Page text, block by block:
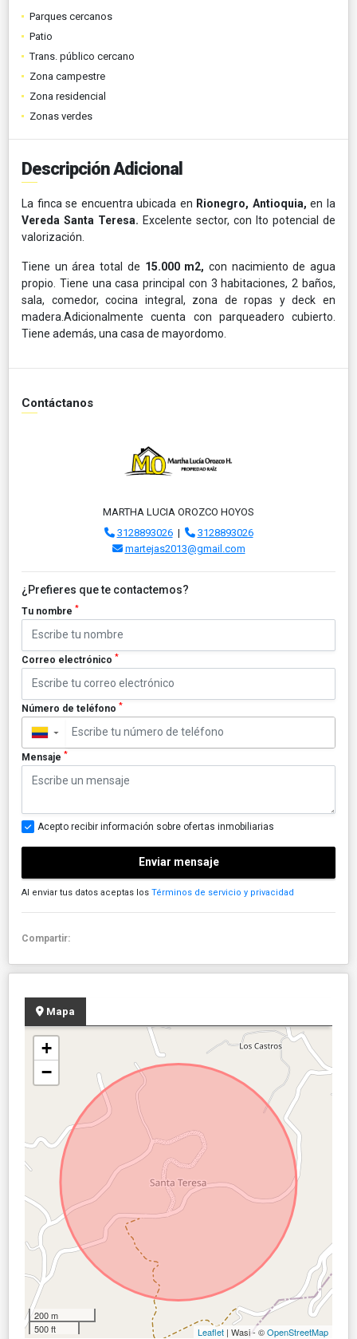
Parques cercanos
Patio
Trans. público cercano
Zona campestre
Zona residencial
Zonas verdes
Descripción Adicional
La finca se encuentra ubicada en Rionegro, Antioquia, en la
Vereda Santa Teresa. Excelente sector, con lto potencial de
valorización.
Tiene un área total de 15.000 m2, con nacimiento de agua
propio. Tiene una casa principal con 3 habitaciones, 2 baños,
sala, comedor, cocina integral, zona de ropas y deck en
madera.Adicionalmente cuenta con parqueadero cubierto.
Tiene además, una casa de mayordomo.
Contáctanos
MARTHA LUCIA OROZCO HOYOS
3128893026|
3128893026
martejas2013@gmail.com
¿Prefieres que te contactemos?
Tu nombre *
Correo electrónico *
Número de teléfono *
▼
Mensaje *
Acepto recibir información sobre ofertas inmobiliarias
Enviar mensaje
Al enviar tus datos aceptas los Términos de servicio y privacidad
Compartir:
Mapa
+
−
200 m
500 ft
Leaflet | Wasi - ©OpenStreetMap